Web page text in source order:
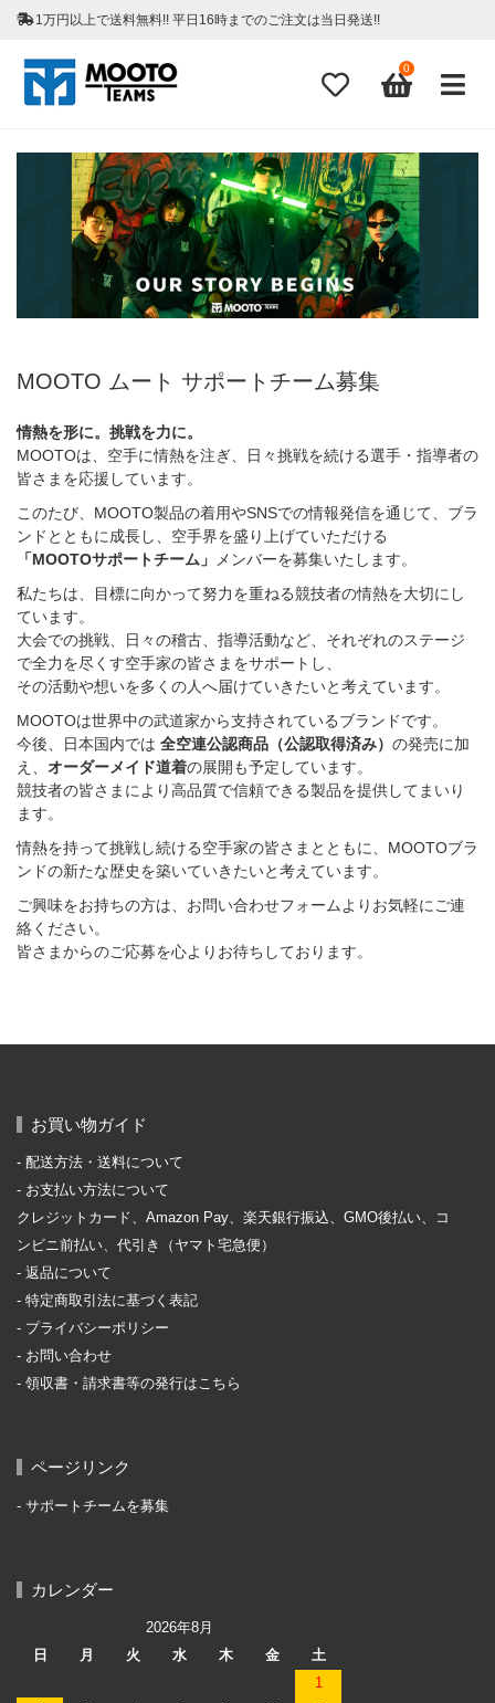
1万円以上で送料無料!! 平日16時までのご注文は当日発送!!
0
MOOTO ムート サポートチーム募集
情熱を形に。挑戦を力に。
MOOTOは、空手に情熱を注ぎ、日々挑戦を続ける選手・指導者の
皆さまを応援しています。
このたび、MOOTO製品の着用やSNSでの情報発信を通じて、ブラ
ンドとともに成長し、空手界を盛り上げていただける
「MOOTOサポートチーム」
メンバーを募集いたします。
私たちは、目標に向かって努力を重ねる競技者の情熱を大切にし
ています。
大会での挑戦、日々の稽古、指導活動など、それぞれのステージ
で全力を尽くす空手家の皆さまをサポートし、
その活動や想いを多くの人へ届けていきたいと考えています。
MOOTOは世界中の武道家から支持されているブランドです。
今後、日本国内では 全空連公認商品（公認取得済み） の発売に加
え、 オーダーメイド道着の展開も予定しています。
競技者の皆さまにより高品質で信頼できる製品を提供してまいり
ます。
情熱を持って挑戦し続ける空手家の皆さまとともに、MOOTOブラ
ンドの新たな歴史を築いていきたいと考えています。
ご興味をお持ちの方は、お問い合わせフォームよりお気軽にご連
絡ください。
皆さまからのご応募を心よりお待ちしております。
お買い物ガイド
配送方法・送料について
お支払い方法について
クレジットカード、Amazon Pay、楽天銀行振込、GMO後払い、コ
ンビニ前払い、代引き（ヤマト宅急便）
返品について
特定商取引法に基づく表記
プライバシーポリシー
お問い合わせ
領収書・請求書等の発行はこちら
ページリンク
サポートチームを募集
カレンダー
2026年8月
日
月 火 水 木 金
土
1